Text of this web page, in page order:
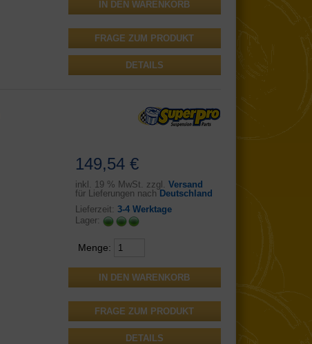
FRAGE ZUM PRODUKT
DETAILS
149,54 €
inkl. 19 % MwSt. zzgl. Versand
für Lieferungen nach Deutschland
Lieferzeit: 3-4 Werktage
Lager:
Menge:
FRAGE ZUM PRODUKT
DETAILS